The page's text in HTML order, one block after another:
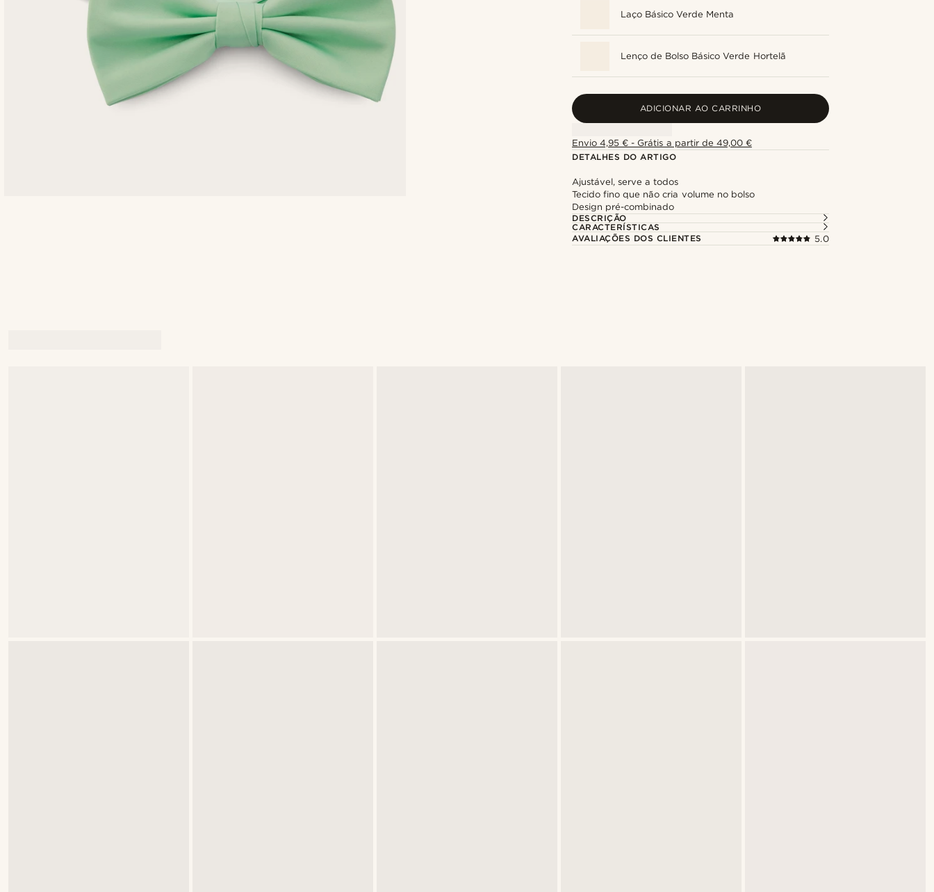
Laço Básico Verde Menta
Lenço de Bolso Básico Verde Hortelã
ADICIONAR AO CARRINHO
Envio 4,95 € - Grátis a partir de 49,00 €
DETALHES DO ARTIGO
Ajustável, serve a todos
Tecido fino que não cria volume no bolso
Design pré-combinado
DESCRIÇÃO
CARACTERÍSTICAS
AVALIAÇÕES DOS CLIENTES
5.0